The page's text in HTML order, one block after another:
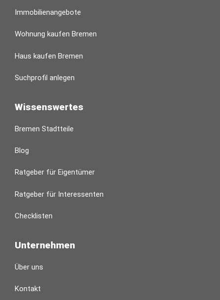
Immobilienangebote
Wohnung kaufen Bremen
Haus kaufen Bremen
Suchprofil anlegen
Wissenswertes
Bremen Stadtteile
Blog
Ratgeber für Eigentümer
Ratgeber für Interessenten
Checklisten
Unternehmen
Über uns
Kontakt